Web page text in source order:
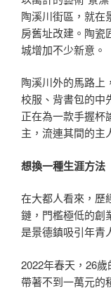
陶溪川街區，就在
房舊址改建。陶瓷
城增加不少新意。
陶溪川外的馬路上
校服、背書包的中
正在為一款手握
主，流連其間的主
想換一種生涯方法
在大都人看來，歷
鏈，門檻極低的創
是景德鎮吸引年青
2022年春天，26
帶著不到一萬元的